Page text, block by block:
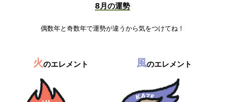
8月の運勢
偶数年と奇数年で運勢が違うから気をつけてね！
火のエレメント 風のエレメント